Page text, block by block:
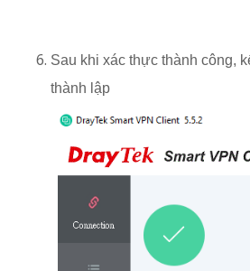
Sau khi xác thực thành công,
thành lập